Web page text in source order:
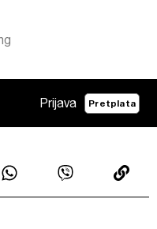
Prijava Pretplata